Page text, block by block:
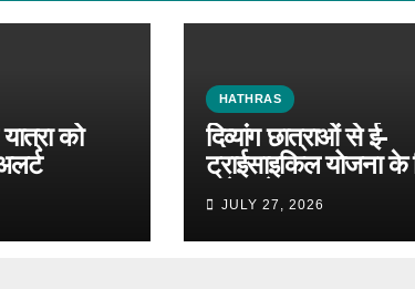
को
HATHRAS
दिव्यांग छात्राओं से ई-
ट्राईसाइकिल योजना के
मांगे आवेदन
JULY 27, 2026